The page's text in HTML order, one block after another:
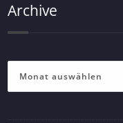
Archive